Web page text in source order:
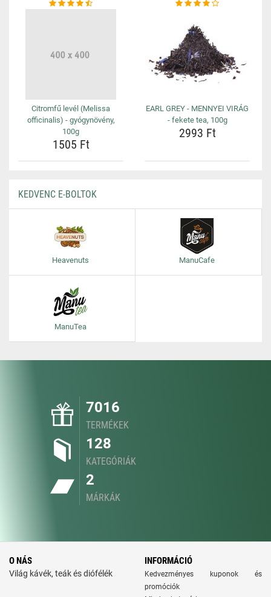
Citromfű levél (Melissa
officinalis) - gyógynövény,
100g
1505 Ft
EARL GREY - MENNYEI VIRÁG
- fekete tea, 100g
2993 Ft
KEDVENC E-BOLTOK
Heavenuts ManuCafe
ManuTea
7016
TERMÉKEK
128
KATEGÓRIÁK
2
MÁRKÁK
O NÁS
Világ kávék, teák és diófélék
INFORMÁCIÓ
Kedvezményes kuponok és
promóciók